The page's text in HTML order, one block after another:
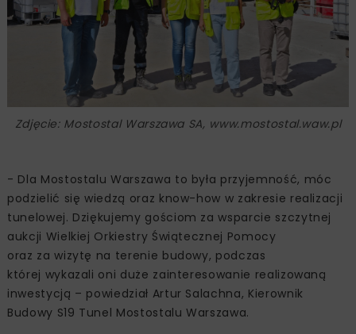
Zdjęcie: Mostostal Warszawa SA, www.mostostal.waw.pl
- Dla Mostostalu Warszawa to była przyjemność, móc
podzielić się wiedzą oraz know-how w zakresie realizacji
tunelowej. Dziękujemy gościom za wsparcie szczytnej
aukcji Wielkiej Orkiestry Świątecznej Pomocy
oraz za wizytę na terenie budowy, podczas
której wykazali oni duże zainteresowanie realizowaną
inwestycją – powiedział Artur Salachna, Kierownik
Budowy S19 Tunel Mostostalu Warszawa.